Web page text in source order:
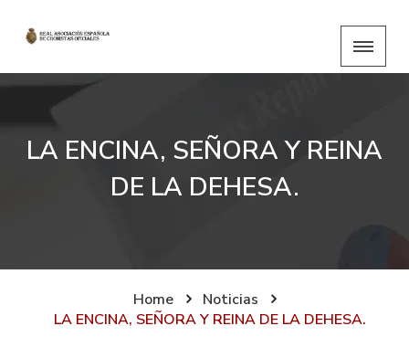
LA ENCINA, SEÑORA Y REINA
DE LA DEHESA.
Home
Noticias
LA ENCINA, SEÑORA Y REINA DE LA DEHESA.